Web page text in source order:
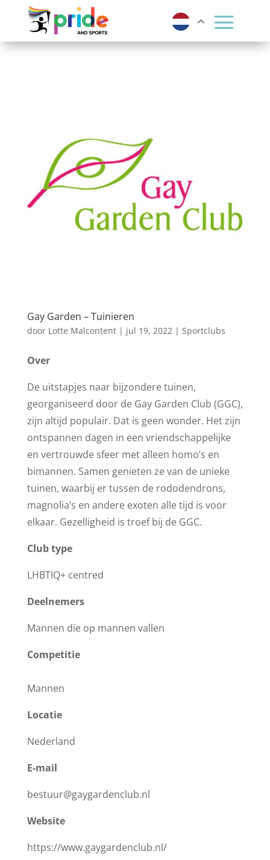
Gay Garden – Tuinieren
door Lotte Malcontent| jul 19, 2022| Sportclubs
Over
De uitstapjes naar bijzondere tuinen,
georganiseerd door de Gay Garden Club (GGC),
zijn altijd populair. Dat is geen wonder. Het zijn
ontspannen dagen in een vriendschappelijke
en vertrouwde sfeer met alleen homo’s en
bimannen. Samen genieten ze van de unieke
tuinen, waarbij er tussen de rododendrons,
magnolia’s en andere exoten alle tijd is voor
elkaar. Gezelligheid is troef bij de GGC.
Club type
LHBTIQ+ centred
Deelnemers
Mannen die op mannen vallen
Competitie
Mannen
Locatie
Nederland
E-mail
bestuur@gaygardenclub.nl
Website
https://www.gaygardenclub.nl/